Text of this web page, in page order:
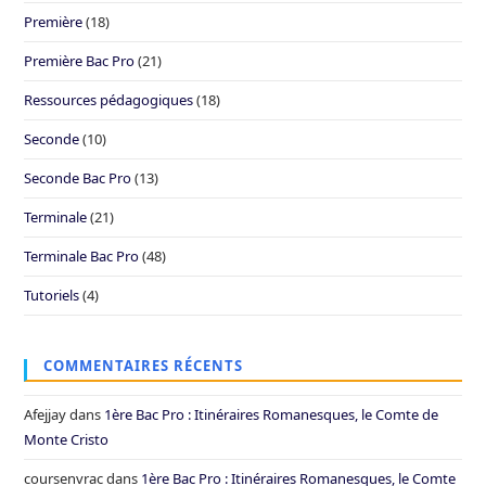
Première(18)
Première Bac Pro(21)
Ressources pédagogiques(18)
Seconde(10)
Seconde Bac Pro(13)
Terminale(21)
Terminale Bac Pro(48)
Tutoriels(4)
COMMENTAIRES RÉCENTS
Afejjaydans 1ère Bac Pro : Itinéraires Romanesques, le Comte de
Monte Cristo
coursenvracdans 1ère Bac Pro : Itinéraires Romanesques, le Comte